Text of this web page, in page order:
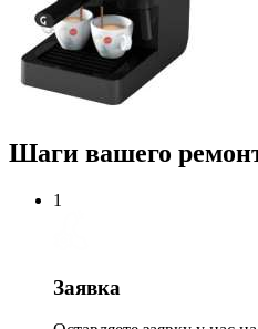
Шаги вашего
1
Заявка